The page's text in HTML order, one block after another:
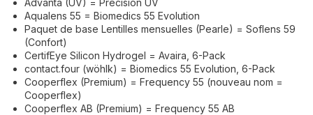
Advanta (UV) = Precision UV
Aqualens 55 = Biomedics 55 Evolution
Paquet de base Lentilles mensuelles (Pearle) = Soflens 59
(Confort)
CertifEye Silicon Hydrogel = Avaira, 6-Pack
contact.four (wöhlk) = Biomedics 55 Evolution, 6-Pack
Cooperflex (Premium) = Frequency 55 (nouveau nom =
Cooperflex)
Cooperflex AB (Premium) = Frequency 55 AB